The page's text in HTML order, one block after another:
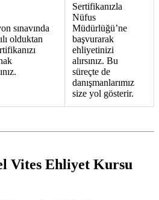
sınavında
olduktan
Sertifikanızla
Nüfus
Müdürlüğü’ne
başvurarak
ehliyetinizi
alırsınız. Bu
süreçte de
danışmanlarımız
size yol gösterir.
Vites Ehliyet Kursu